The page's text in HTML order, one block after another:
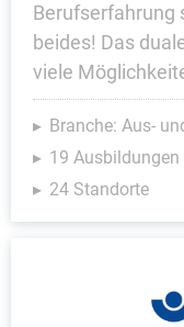
Berufserfahrung
beides! Das
viele
Branche: Aus-
19 Ausbildungen
24 Standorte